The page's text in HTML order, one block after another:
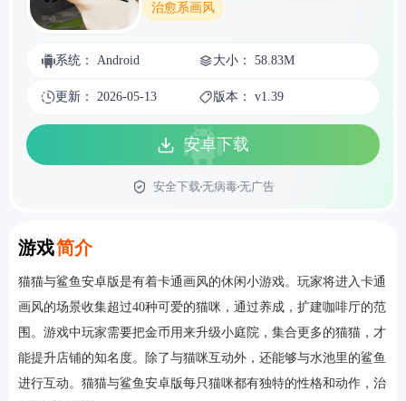
治愈系画风
系统： Android 大小： 58.83M
更新： 2026-05-13 版本： v1.39
安卓下载
安全下载无病毒无广告
游戏简介
Introduction
猫猫与鲨鱼安卓版是有着卡通画风的休闲小游戏。玩家将进入卡通
画风的场景收集超过40种可爱的猫咪，通过养成，扩建咖啡厅的范
围。游戏中玩家需要把金币用来升级小庭院，集合更多的猫猫，才
能提升店铺的知名度。除了与猫咪互动外，还能够与水池里的鲨鱼
进行互动。猫猫与鲨鱼安卓版每只猫咪都有独特的性格和动作，治